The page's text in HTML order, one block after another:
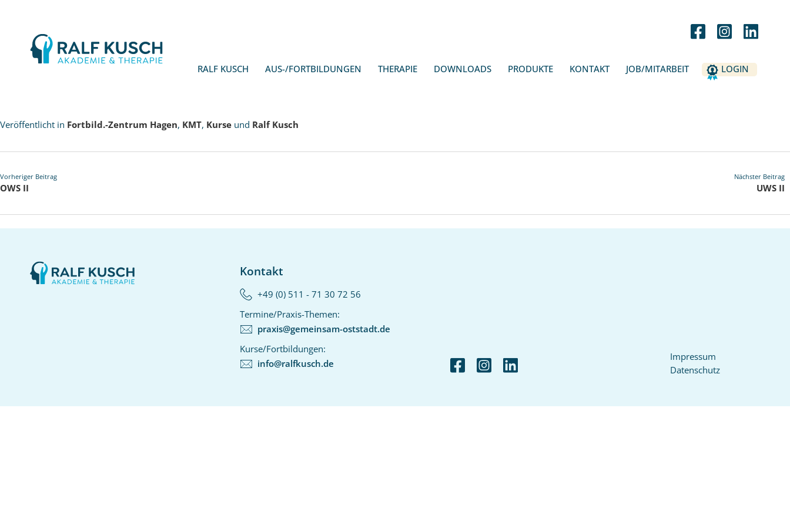
Ralf
Kusch
RALF KUSCH
AUS-/FORTBILDUNGEN THERAPIE DOWNLOADS PRODUKTE KONTAKT JOB/MITARBEIT LOGIN
Veröffentlicht in Fortbild.-Zentrum Hagen, KMT, Kurse und Ralf Kusch
Vorheriger Beitrag
OWS II
Nächster Beitrag
UWS II
Kontakt
+49 (0) 511 - 71 30 72 56‬
Termine/Praxis-Themen:
praxis@gemeinsam-oststadt.de
Kurse/Fortbildungen:
info@ralfkusch.de
Impressum
Datenschutz